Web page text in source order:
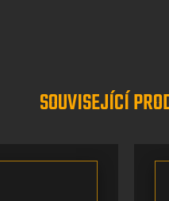
SOUVISEJÍCÍ